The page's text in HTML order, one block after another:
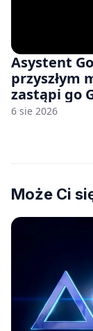
Asystent
przyszłym
zastąpi go
6 sie 2026
Może Ci